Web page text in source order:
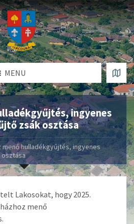
MENU
ingyenes
zsák osztása
menő hulladékgyűjtés, ingyenes
Lakosokat, hogy 2025.
menő